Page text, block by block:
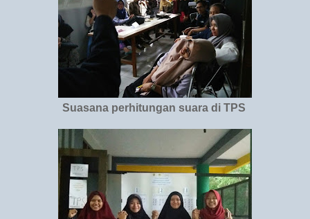
Suasana perhitungan suara di TPS